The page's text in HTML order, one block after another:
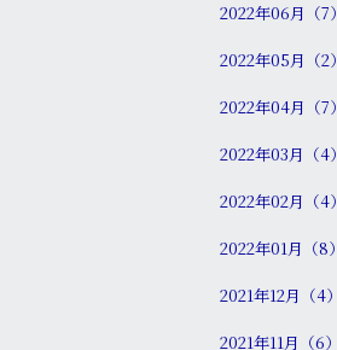
2022年06月（7）
2022年05月（2）
2022年04月（7）
2022年03月（4）
2022年02月（4）
2022年01月（8）
2021年12月（4）
2021年11月（6）